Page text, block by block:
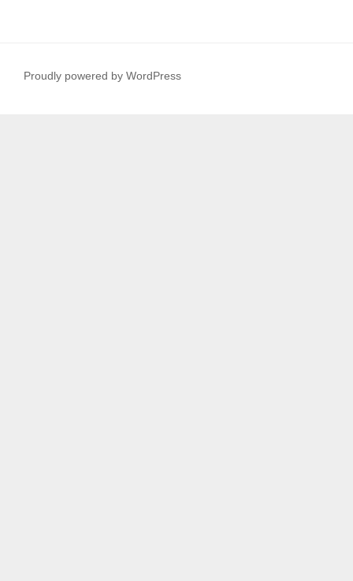
Proudly powered by WordPress